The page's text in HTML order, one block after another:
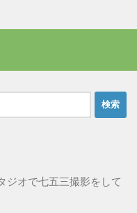
ジオで七五三撮影をして